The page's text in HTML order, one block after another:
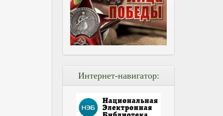
Интернет-навигатор: